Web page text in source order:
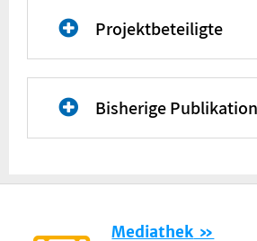
Projektbeteiligte
Bisherige
Artificial
monitoring: A
Mediathek